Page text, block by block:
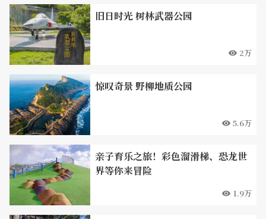
旧日时光 树林武器公园
2万
惊叹奇景 野柳地质公园
5.6万
亲子育乐之旅！彩色溜滑梯、恐龙世
界等你来冒险
1.9万